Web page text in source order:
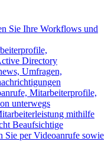
Sie Ihre Workflows und
Directory
Umfragen,
Mitarbeiterprofile,
unterwegs
mithilfe
Beaufsichtige
Sie per Videoanrufe sowie